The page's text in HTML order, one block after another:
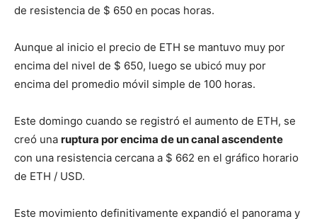
de resistencia de $ 650 en pocas horas.
Aunque al inicio el precio de ETH se mantuvo muy por
encima del nivel de $ 650, luego se ubicó muy por
encima del promedio móvil simple de 100 horas.
Este domingo cuando se registró el aumento de ETH, se
creó una ruptura por encima de un canal ascendente
con una resistencia cercana a $ 662 en el gráfico horario
de ETH / USD.
Este movimiento definitivamente expandió el panorama y